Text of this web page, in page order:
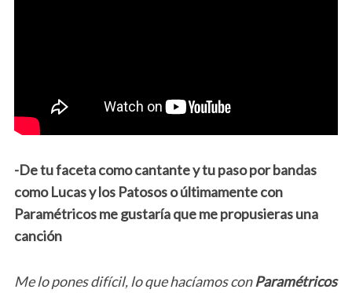
-De tu faceta como cantante y tu paso por bandas
como Lucas y los Patosos o últimamente con
Paramétricos me gustaría que me propusieras una
canción
Me lo pones difícil, lo que hacíamos conParamétricos